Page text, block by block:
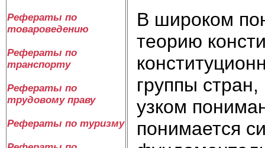
Рефераты по
товароведению
Рефераты по
транспорту
Рефераты по
трудовому праву
Рефераты по туризму
В широком
теорию
группы
узком
понимается